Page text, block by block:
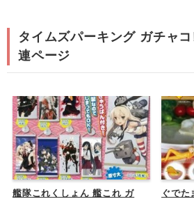
タイムズパーキング ガチャ
連ページ
艦隊これくしょん 艦これ ガ
ぐでた